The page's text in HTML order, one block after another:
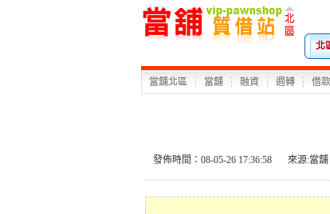
北
當舖北區 當舖 融資 週轉 借款
發佈時間：08-05-26 17:36:58 來源:當舖